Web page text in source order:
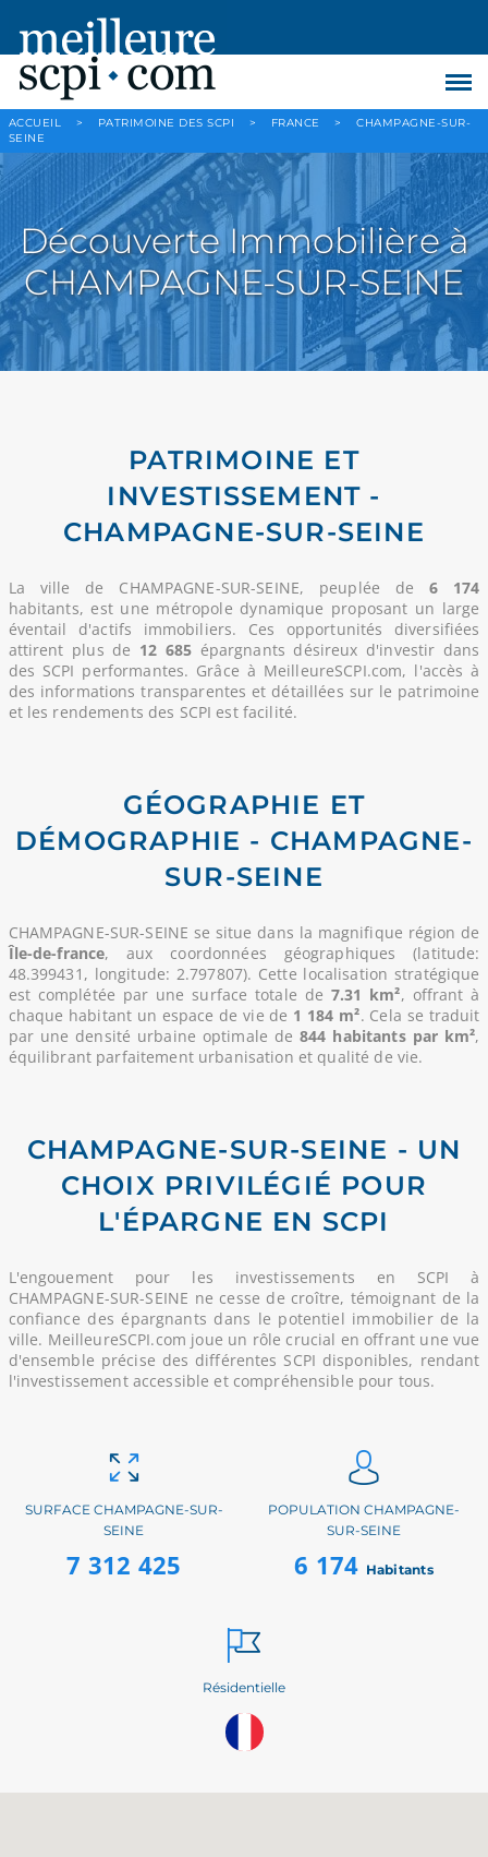
ACCUEIL > PATRIMOINE DES SCPI > FRANCE >
CHAMPAGNE-SUR-
SEINE
Découverte Immobilière à
CHAMPAGNE-SUR-SEINE
PATRIMOINE ET
INVESTISSEMENT -
CHAMPAGNE-SUR-SEINE
La ville de CHAMPAGNE-SUR-SEINE, peuplée de6 174
habitants, est une métropole dynamique proposant un large
éventail d'actifs immobiliers. Ces opportunités diversifiées
attirent plus de 12 685 épargnants désireux d'investir dans
des SCPI performantes. Grâce à MeilleureSCPI.com, l'accès à
des informations transparentes et détaillées sur le patrimoine
et les rendements des SCPI est facilité.
GÉOGRAPHIE ET
DÉMOGRAPHIE - CHAMPAGNE-
SUR-SEINE
CHAMPAGNE-SUR-SEINE se situe dans la magnifique région de
Île-de-france, aux coordonnées géographiques (latitude:
48.399431, longitude: 2.797807). Cette localisation stratégique
est complétée par une surface totale de 7.31 km², offrant à
chaque habitant un espace de vie de 1 184 m². Cela se traduit
par une densité urbaine optimale de844 habitants par km²,
équilibrant parfaitement urbanisation et qualité de vie.
CHAMPAGNE-SUR-SEINE - UN
CHOIX PRIVILÉGIÉ POUR
L'ÉPARGNE EN SCPI
L'engouement pour les investissements en SCPI à
CHAMPAGNE-SUR-SEINE ne cesse de croître, témoignant de la
confiance des épargnants dans le potentiel immobilier de la
ville. MeilleureSCPI.com joue un rôle crucial en offrant une vue
d'ensemble précise des différentes SCPI disponibles, rendant
l'investissement accessible et compréhensible pour tous.
SURFACE CHAMPAGNE-SUR-
SEINE
7 312 425
POPULATION CHAMPAGNE-
SUR-SEINE
6 174 Habitants
Résidentielle